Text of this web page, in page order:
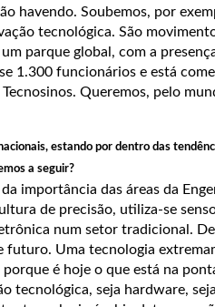
havendo. Soubemos, por
tecnológica. São
parque global, com a
1.300 funcionários e está
Queremos, pelo
estando por dentro das
a seguir?
importância das áreas da
de precisão, utiliza-se
num setor tradicional.
futuro. Uma tecnologia
é hoje o que está na
tecnológica, seja hardware,